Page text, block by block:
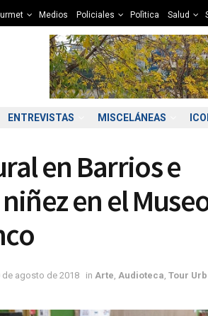
Medios Policiales Polìtica Salud
ENTREVISTAS MISCELÁNEAS
en Barrios e
en el
de agosto de 2018 in Arte Audioteca Tour
7°C 7°C 6°C 6°C